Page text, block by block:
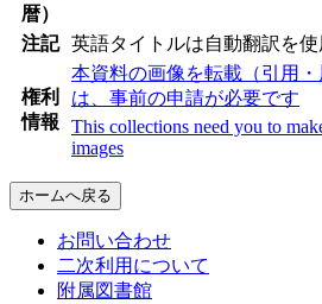
暦）
注記 英語タイトルは自動翻訳を
権利
情報
本資料の画像を転載（引用
は、事前の申請が必要です
This collections need you to
images
ホームへ戻る
お問い合わせ
二次利用について
附属図書館